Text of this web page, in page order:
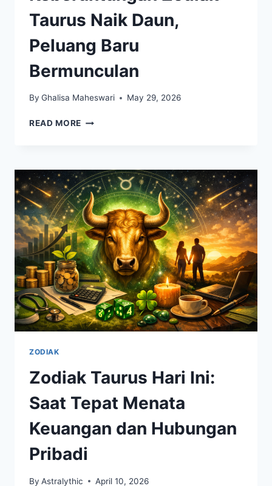
Taurus Naik Daun,
Peluang Baru
Bermunculan
By Ghalisa Maheswari May 29, 2026
READ MORE KEBERUNTUNGAN
DAUN,
PELUANG
BARU
BERMUNCULAN
ZODIAK
Zodiak Taurus Hari Ini:
Saat Tepat Menata
Keuangan dan Hubungan
Pribadi
By Astralythic April 10, 2026